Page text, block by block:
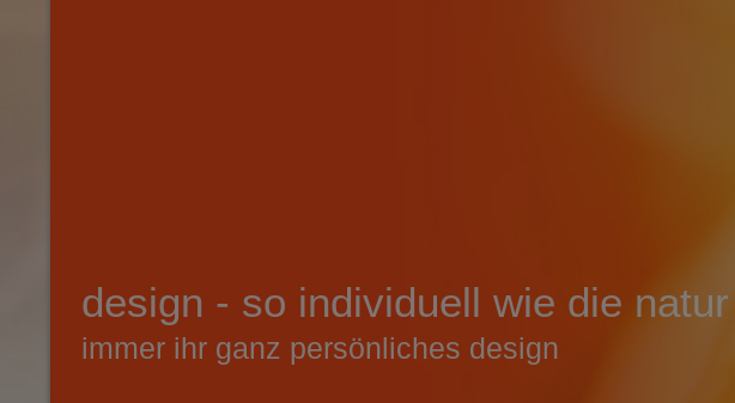
design - so individuell wie die natur
immer ihr ganz persönliches design